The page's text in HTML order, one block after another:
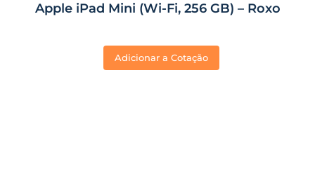
Apple iPad Mini (Wi-Fi, 256 GB) – Roxo
Adicionar a Cotação